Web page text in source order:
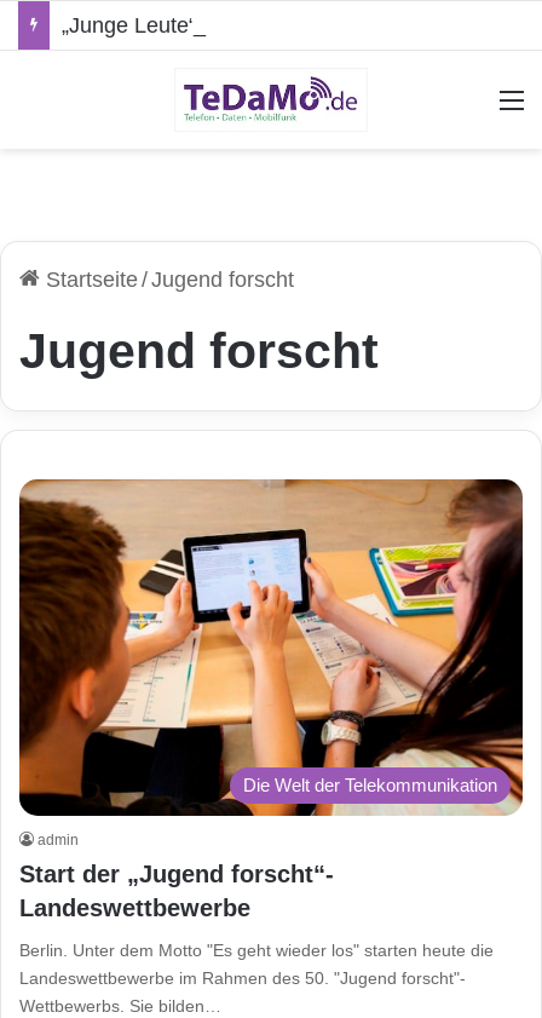
Startseite/Jugend forscht
Jugend forscht
Die Welt der Telekommunikation
admin
Start der „Jugend forscht“-
Landeswettbewerbe
Berlin. Unter dem Motto "Es geht wieder los" starten heute die
Landeswettbewerbe im Rahmen des 50. "Jugend forscht"-
Wettbewerbs. Sie bilden…